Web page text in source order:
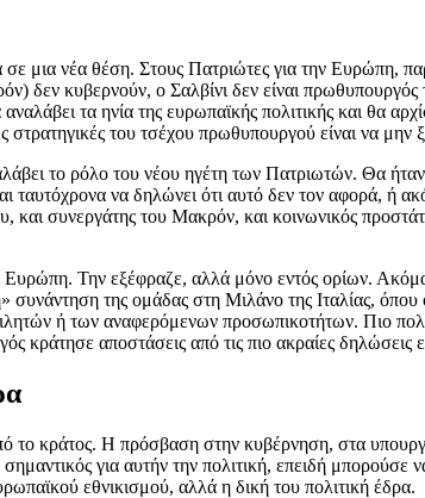
σε μια νέα θέση. Στους Πατριώτες για την
δεν κυβερνούν, ο Σαλβίνι δεν είναι
τα ηνία της ευρωπαϊκής πολιτικής και θα
του τσέχου πρωθυπουργού είναι να μην
το ρόλο του νέου ηγέτη των Πατριωτών. Θα
ταυτόχρονα να δηλώνει ότι αυτό δεν τον αφορά, ή
συνεργάτης του Μακρόν, και κοινωνικός
Ευρώπη. Την εξέφραζε, αλλά μόνο εντός ορίων.
συνάντηση της ομάδας στη Μιλάνο της Ιταλίας,
ή των αναφερόμενων προσωπικοτήτων. Πιο
κράτησε αποστάσεις από τις πιο ακραίες δηλώσεις
το κράτος. Η πρόσβαση στην κυβέρνηση, στα
για αυτήν την πολιτική, επειδή
εθνικισμού, αλλά η δική του πολιτική έδρα.